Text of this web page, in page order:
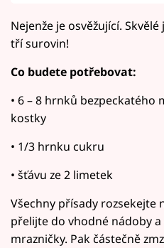
Nejenže je osvěžující.
tří surovin!
Co budete potřebovat:
• 6 – 8 hrnků
kostky
• 1/3 hrnku cukru
• šťávu ze 2 limetek
Všechny přísady rozsekejte
přelijte do vhodné nádoby
mrazničky. Pak částečně